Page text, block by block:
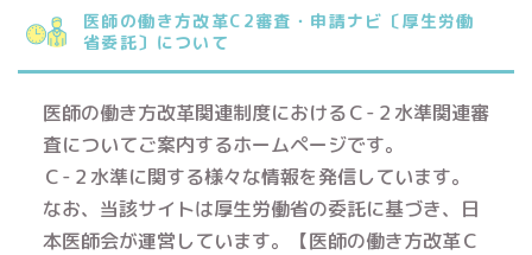
医師の働き方改革C2審査・申請ナビ〔厚生労働
省委託〕について
医師の働き方改革関連制度におけるＣ-２水準関連審
査についてご案内するホームページです。
Ｃ-２水準に関する様々な情報を発信しています。
なお、当該サイトは厚生労働省の委託に基づき、日
本医師会が運営しています。【医師の働き方改革Ｃ